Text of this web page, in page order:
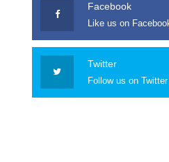
Facebook
Like us on
Twitter
Follow us on Twitter